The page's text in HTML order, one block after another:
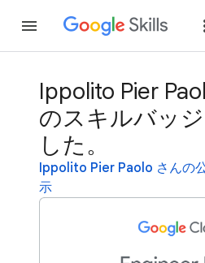
Ippolito Pier
のスキルバッ
した。
Ippolito Pier Paolo さんの
示